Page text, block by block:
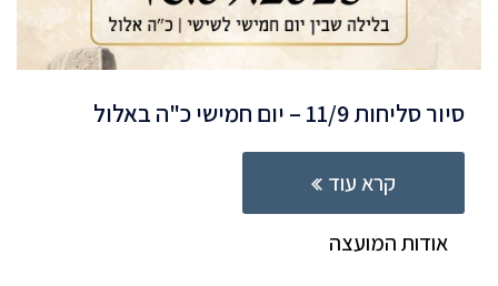
סיור סליחות 11/9 – יום חמישי כ"ה באלול
קרא עוד
אודות המועצה